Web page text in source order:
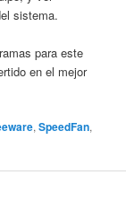
sistema.
para este
en el mejor
,SpeedFan,